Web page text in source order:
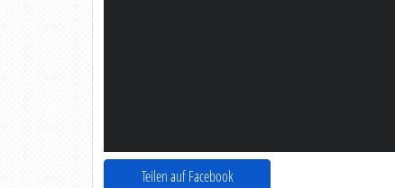
Teilen auf Facebook